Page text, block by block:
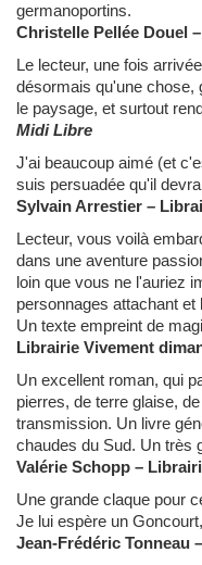
germanoportins.
Christelle Pellée Douel –
Le lecteur, une fois
désormais qu'une chose,
le paysage, et surtout
Midi Libre
J'ai beaucoup aimé (et
suis persuadée qu'il
Sylvain Arrestier –
Lecteur, vous voilà
dans une aventure
loin que vous ne l'auriez
personnages attachant et
Un texte empreint de
Librairie Vivement
Un excellent roman, qui
pierres, de terre glaise,
transmission. Un livre
chaudes du Sud. Un très
Valérie Schopp –
Une grande claque pour
Je lui espère un
Jean-Frédéric Tonneau